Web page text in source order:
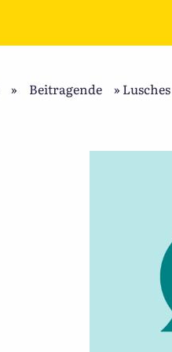
» Beitragende » Lusches